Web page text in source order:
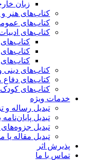
زبان
کتاب‌های هنر
کتاب‌های
کتاب‌های
کتاب‌های
کتاب‌های دینی
کتاب‌های
کتاب‌های کودک
خدمات ویژه
تبدیل رساله و
تبدیل
تبدیل
تبدیل مقاله
پذیرش اثر
تماس با ما